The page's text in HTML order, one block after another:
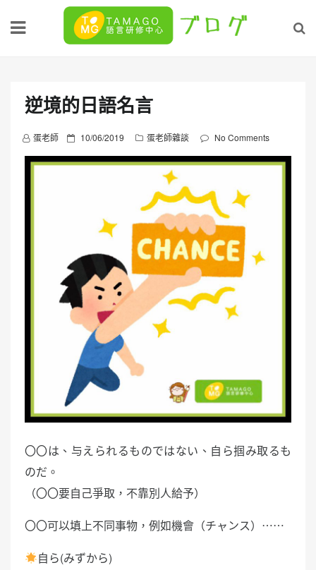
逆境的日語名言
蛋老師
P
o
n
10/06/2019 蛋老師雜談 No Comments
〇〇は、与えられるものではない、自ら掴み取るも
のだ。
（〇〇要自己爭取，不靠別人給予）
〇〇可以填上不同事物，例如機會（チャンス）⋯⋯
自ら(みずから)